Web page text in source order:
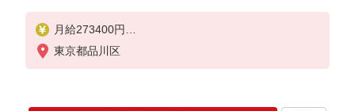
月給273400円
★交通費規定に基づき交通費支給
東京都品川区